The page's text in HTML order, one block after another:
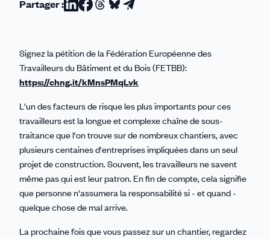
Partager :Partager
Linkedin
Partager
Facebook
Partager
Threads
Partager
Bluesky
Partager
email
Signez la pétition de la Fédération Européenne des
Travailleurs du Bâtiment et du Bois (FETBB):
https://chng.it/kMnsPMqLvk
L'un des facteurs de risque les plus importants pour ces
travailleurs est la longue et complexe chaîne de sous-
traitance que l'on trouve sur de nombreux chantiers, avec
plusieurs centaines d'entreprises impliquées dans un seul
projet de construction. Souvent, les travailleurs ne savent
même pas qui est leur patron. En fin de compte, cela signifie
que personne n'assumera la responsabilité si - et quand -
quelque chose de mal arrive.
La prochaine fois que vous passez sur un chantier, regardez